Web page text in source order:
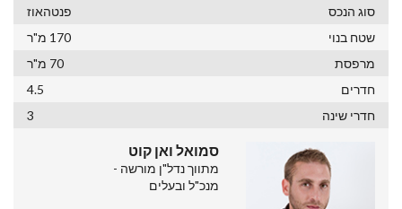
סוג הנכס
פנטהאוז
שטח בנוי
170 מ"ר
מרפסת
70 מ"ר
חדרים
4.5
חדרי שינה
3
סמואל ואן קוט
מתווך נדל"ן מורשה -
מנכ"ל ובעלים